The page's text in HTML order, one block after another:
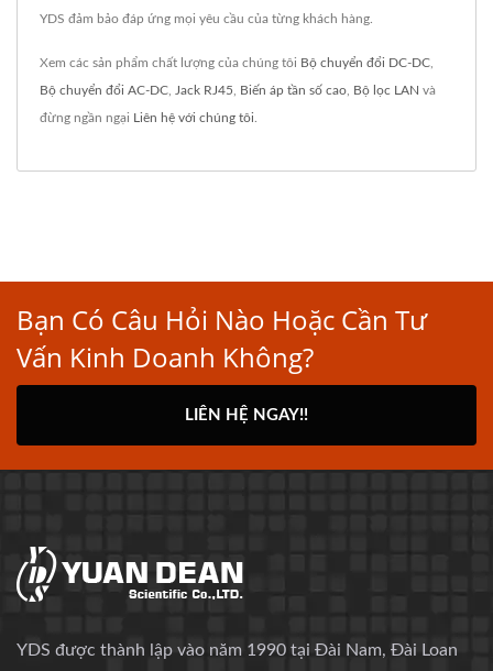
YDS đảm bảo đáp ứng mọi yêu cầu của từng khách hàng.
Xem các sản phẩm chất lượng của chúng tôi Bộ chuyển đổi DC-DC
Bộ chuyển đổi AC-DC Jack RJ45 Biến áp tần số cao Bộ lọc LAN và
đừng ngần ngại Liên hệ với chúng tôi
Bạn Có Câu Hỏi Nào Hoặc Cần Tư
Vấn Kinh Doanh Không?
LIÊN HỆ NGAY!!
YDS được thành lập vào năm 1990 tại Đài Nam, Đài Loan